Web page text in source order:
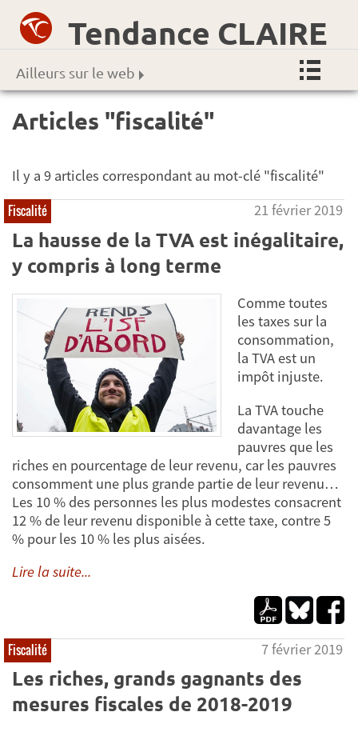
Tendance CLAIRE
Ailleurs sur le web
Articles "fiscalité"
Il y a 9 articles correspondant au mot-clé "fiscalité"
Fiscalité 21 février 2019
La hausse de la TVA est inégalitaire,
y compris à long terme
Comme toutes
les taxes sur la
consommation,
la TVA est un
impôt injuste.
La TVA touche
davantage les
pauvres que les
riches en pourcentage de leur revenu, car les pauvres
consomment une plus grande partie de leur revenu…
Les 10 % des personnes les plus modestes consacrent
12 % de leur revenu disponible à cette taxe, contre 5
% pour les 10 % les plus aisées.
Lire la suite...
Fiscalité 7 février 2019
Les riches, grands gagnants des
mesures fiscales de 2018-2019